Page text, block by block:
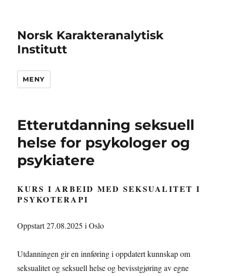
Norsk Karakteranalytisk
Institutt
MENY
Etterutdanning seksuell
helse for psykologer og
psykiatere
KURS I ARBEID MED SEKSUALITET I
PSYKOTERAPI
Oppstart 27.08.2025 i Oslo
Utdanningen gir en innføring i oppdatert kunnskap om
seksualitet og seksuell helse og bevisstgjøring av egne